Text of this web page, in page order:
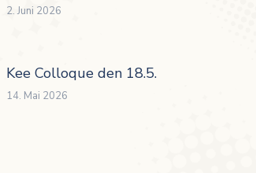
2. Juni 2026
Kee Colloque den 18.5.
14. Mai 2026